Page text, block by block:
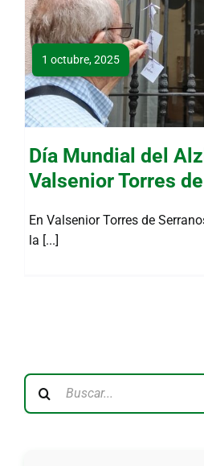
Día Mundial del
Valsenior Torres
1 octubre, 2025
En Valsenior Torres de
la [...]
Buscar: